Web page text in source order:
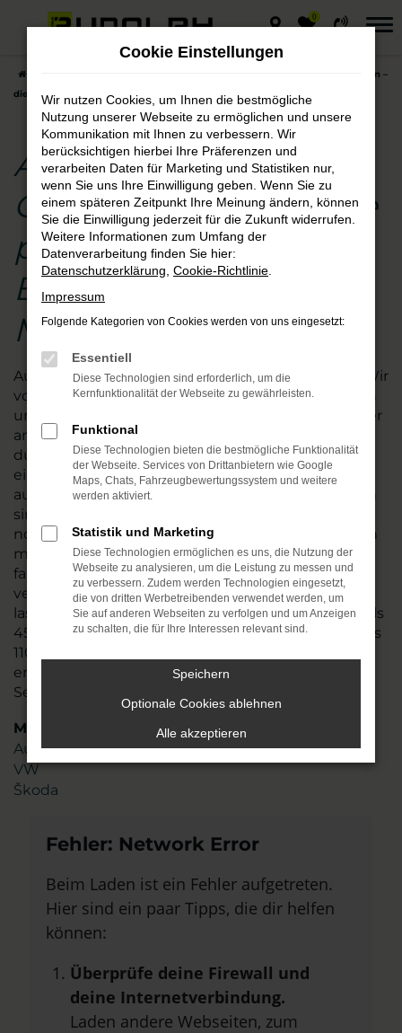
Zum
0
Audi S3 Gebrauchtwagen –
die preisgünstige Entscheidung für Magdeburg
Audi S3
Gebrauchtwagen – die
preisgünstige
Entscheidung für
Magdeburg
Augen auf beim Audi S3 Gebrauchtwagen- Kauf. Wir
vom Autohaus Rudolph schauen für Sie genau hin
und führen vor dem Verkauf nach Magdeburg oder
an einen anderen Ort einen gründlichen Check
durch. Wir stellen so sicher, dass Ihr Fahrzeug
einwandfrei funktioniert und tauschen natürlich
auch Verschleißteile aus. Audi S3 Gebrauchtwagen
sind in den meisten Fällen junge Gebrauchte, die
noch einige Jahre Mobilität in Magdeburg möglich
machen. Angeboten werden die Fahrzeug zum
fairen Preis und sind zudem nahezu umgehend
verfügbar. Stöbern Sie in unserem Sortiment oder
lassen Sie sich gezielt von uns beraten. Mit mehr als
45 Jahren Erfahrung und einem Team aus mehr als
110 Mitarbeitenden profitieren Sie von unserem
erstklassigen Know-how und unserer Liebe zum
Service.
Marken
Audi
VW
Škoda
Fehler: Network Error
Beim Laden ist ein Fehler aufgetreten.
Hier sind ein paar Tipps, die dir helfen
können:
Überprüfe deine Firewall und
deine Internetverbindung.
Laden andere Webseiten, zum
Cookie Einstellungen
Wir nutzen Cookies, um Ihnen die bestmögliche
Nutzung unserer Webseite zu ermöglichen und unsere
Kommunikation mit Ihnen zu verbessern. Wir
berücksichtigen hierbei Ihre Präferenzen und
verarbeiten Daten für Marketing und Statistiken nur,
wenn Sie uns Ihre Einwilligung geben. Wenn Sie zu
einem späteren Zeitpunkt Ihre Meinung ändern, können
Sie die Einwilligung jederzeit für die Zukunft widerrufen.
Weitere Informationen zum Umfang der
Datenverarbeitung finden Sie hier:
Datenschutzerklärung Cookie-Richtlinie
Impressum
Folgende Kategorien von Cookies werden von uns eingesetzt:
Essentiell
Diese Technologien sind erforderlich, um die
Kernfunktionalität der Webseite zu gewährleisten.
Funktional
Diese Technologien bieten die bestmögliche Funktionalität
der Webseite. Services von Drittanbietern wie Google
Maps, Chats, Fahrzeugbewertungssystem und weitere
werden aktiviert.
Statistik und Marketing
Diese Technologien ermöglichen es uns, die Nutzung der
Webseite zu analysieren, um die Leistung zu messen und
zu verbessern. Zudem werden Technologien eingesetzt,
die von dritten Werbetreibenden verwendet werden, um
Sie auf anderen Webseiten zu verfolgen und um Anzeigen
zu schalten, die für Ihre Interessen relevant sind.
Speichern
Optionale Cookies ablehnen
Alle akzeptieren